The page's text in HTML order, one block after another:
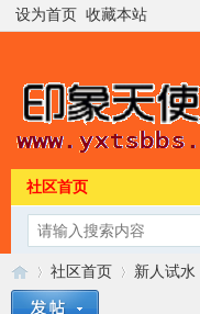
设为首页 收藏本站
社区首页
社区首页 新人试水